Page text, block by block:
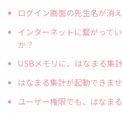
ログイン画面の先生名が消
インターネットに繋がって
か？
USBメモリに、はなまる集
はなまる集計が起動できませ
ユーザー権限でも、はなま